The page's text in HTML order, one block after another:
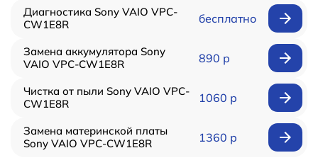
Диагностика Sony VAIO VPC-
CW1E8R
бесплатно
Замена аккумулятора Sony
VAIO VPC-CW1E8R
890 р
Чистка от пыли Sony VAIO VPC-
CW1E8R
1060 р
Замена материнской платы
Sony VAIO VPC-CW1E8R
1360 р